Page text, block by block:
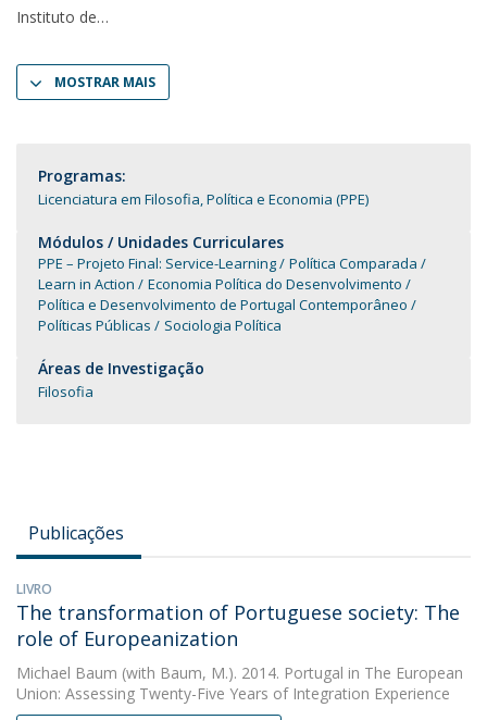
Instituto de
MOSTRAR MAIS
Programas:
Licenciatura em Filosofia, Política e Economia (PPE)
Módulos / Unidades Curriculares
PPE – Projeto Final: Service-Learning
Política Comparada
Learn in Action
Economia Política do Desenvolvimento
Política e Desenvolvimento de Portugal Contemporâneo
Políticas Públicas
Sociologia Política
Áreas de Investigação
Filosofia
Publicações
LIVRO
The transformation of Portuguese society: The
role of Europeanization
Michael Baum (with Baum, M.). 2014. Portugal in The European
Union: Assessing Twenty-Five Years of Integration Experience